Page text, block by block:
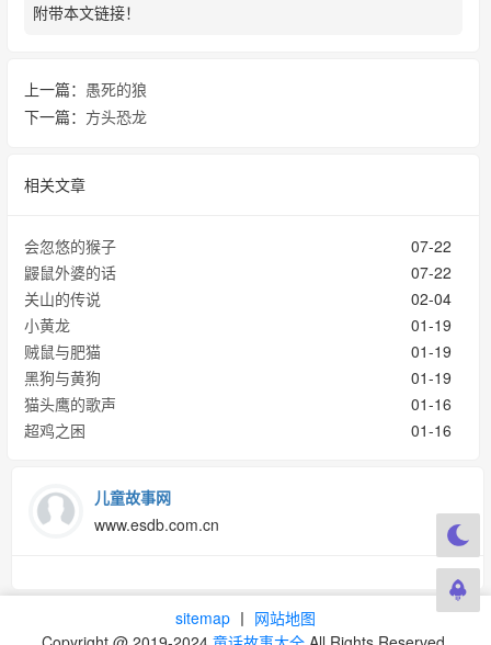
附带本文链接！
上一篇： 愚死的狼
下一篇： 方头恐龙
相关文章
07-22
会忽悠的猴子
07-22
鼹鼠外婆的话
02-04
关山的传说
01-19
小黄龙
01-19
贼鼠与肥猫
01-19
黑狗与黄狗
01-16
猫头鹰的歌声
01-16
超鸡之困
儿童故事网
www.esdb.com.cn
sitemap 丨 网站地图